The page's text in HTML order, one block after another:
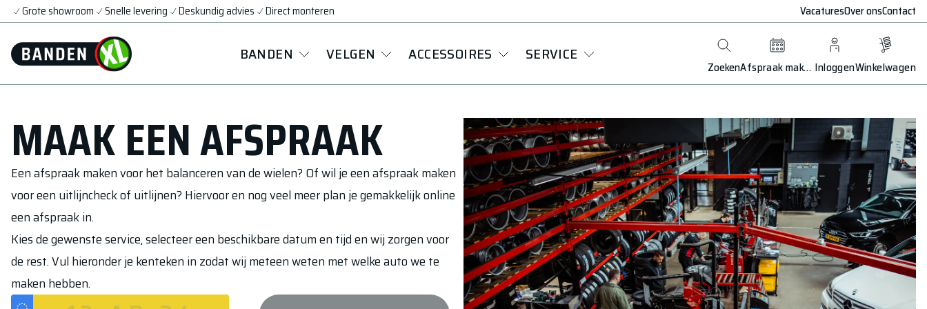
Grote showroom Snelle levering Deskundig advies Direct monteren VacaturesOver onsContact
BANDEN VELGEN ACCESSOIRES SERVICE
Zoeken Afspraak maken InloggenWinkelwagen
MAAK EEN AFSPRAAK
Een afspraak maken voor het balanceren van de wielen? Of wil je een afspraak maken
voor een uitlijncheck of uitlijnen? Hiervoor en nog veel meer plan je gemakkelijk online
een afspraak in.
Kies de gewenste service, selecteer een beschikbare datum en tijd en wij zorgen voor
de rest. Vul hieronder je kenteken in zodat wij meteen weten met welke auto we te
maken hebben.